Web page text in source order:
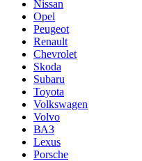
Nissan
Opel
Peugeot
Renault
Chevrolet
Skoda
Subaru
Toyota
Volkswagen
Volvo
ВАЗ
Lexus
Porsche